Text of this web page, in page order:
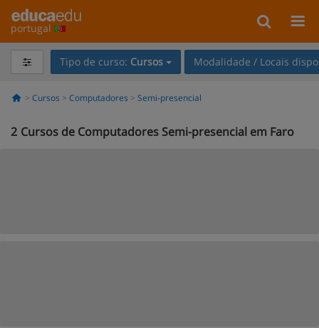
portugal
Tipo de curso: Cursos Modalidade / Locais
Cursos Computadores Semi-presencial
2 Cursos de Computadores Semi-presencial em Faro